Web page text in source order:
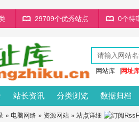
29709个优秀站点 0个待
网站库 网址
站长资讯 分类浏览 数据归档
» 电脑网络 » 资源网站 » 站点详细